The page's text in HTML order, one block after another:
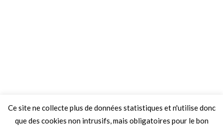
Ce site ne collecte plus de données statistiques et n'utilise donc
que des cookies non intrusifs, mais obligatoires pour le bon